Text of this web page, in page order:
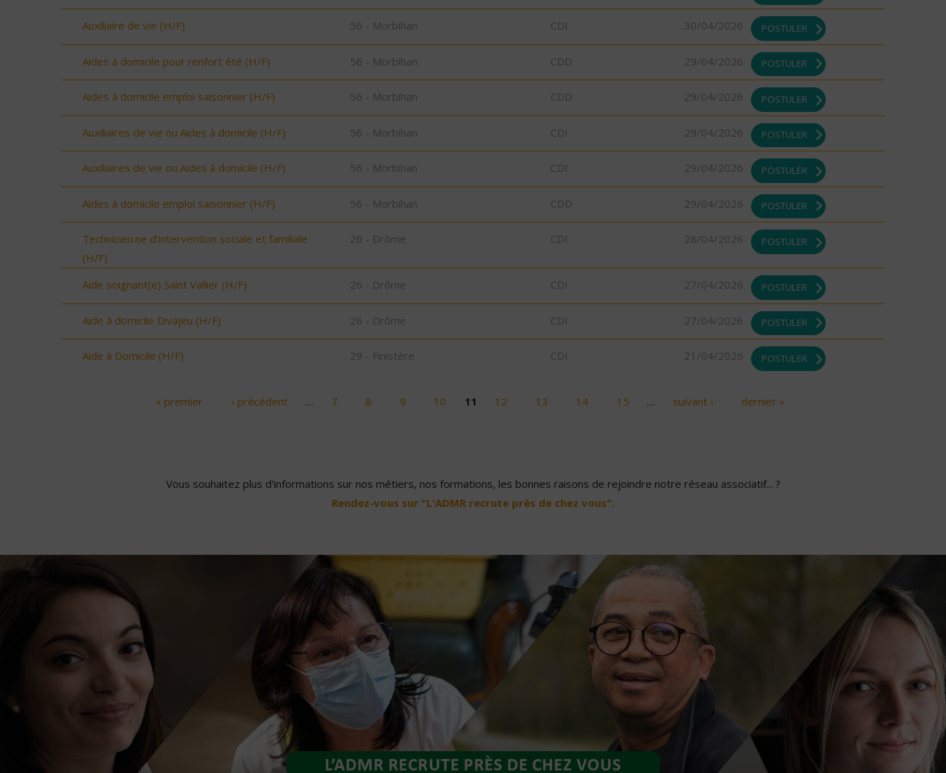
Auxiliaire de vie (H/F) 56 - Morbihan CDI 30/04/2026 POSTULER
Aides à domicile pour renfort été (H/F) 56 - Morbihan CDD 29/04/2026 POSTULER
Aides à domicile emploi saisonnier (H/F) 56 - Morbihan CDD 29/04/2026 POSTULER
Auxiliaires de vie ou Aides à domicile (H/F) 56 - Morbihan CDI 29/04/2026 POSTULER
Auxiliaires de vie ou Aides à domicile (H/F) 56 - Morbihan CDI 29/04/2026 POSTULER
Aides à domicile emploi saisonnier (H/F) 56 - Morbihan CDD 29/04/2026 POSTULER
Technicien.ne d'intervention sociale et familiale
(H/F)
26 - Drôme CDI 28/04/2026 POSTULER
Aide soignant(e) Saint Vallier (H/F) 26 - Drôme CDI 27/04/2026 POSTULER
Aide à domicile Divajeu (H/F) 26 - Drôme CDI 27/04/2026 POSTULER
Aide à Domicile (H/F) 29 - Finistère CDI 21/04/2026 POSTULER
« premier ‹ précédent … 7 8 9 10 11 12 13 14 15 … suivant › dernier »
Vous souhaitez plus d'informations sur nos métiers, nos formations, les bonnes raisons de rejoindre notre réseau associatif... ?
Rendez-vous sur "L'ADMR recrute près de chez vous".